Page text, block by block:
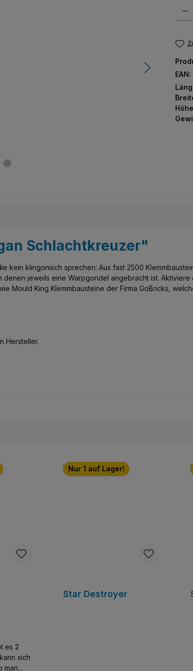
EAN:
Schlachtkreuzer"
kein klingonisch sprechen: Aus fast 2500
jeweils eine Warpgondel angebracht ist.
Mould King Klemmbausteine der Firma GoBricks,
Hersteller.
es 2
sich
man
Nur 1 auf Lager!
Star Destroyer